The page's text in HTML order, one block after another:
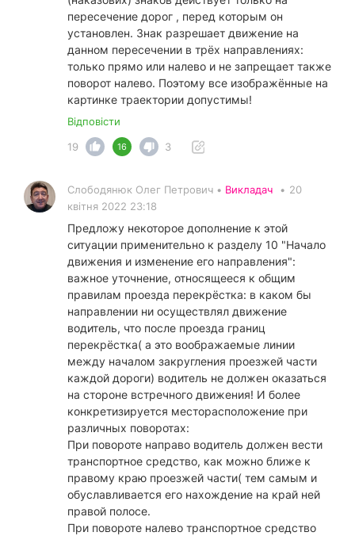
пересечение дорог , перед которым он
установлен. Знак разрешает движение на
данном пересечении в трёх направлениях:
только прямо или налево и не запрещает также
поворот налево. Поэтому все изображённые на
картинке траектории допустимы!
Відповісти
19
16 3
Слободянюк Олег Петрович • Викладач • 20
квітня 2022 23:18
Предложу некоторое дополнение к этой
ситуации применительно к разделу 10 "Начало
движения и изменение его направления":
важное уточнение, относящееся к общим
правилам проезда перекрёстка: в каком бы
направлении ни осуществлял движение
водитель, что после проезда границ
перекрёстка( а это воображаемые линии
между началом закругления проезжей части
каждой дороги) водитель не должен оказаться
на стороне встречного движения! И более
конкретизируется месторасположение при
различных поворотах:
При повороте направо водитель должен вести
транспортное средство, как можно ближе к
правому краю проезжей части( тем самым и
обуславливается его нахождение на край ней
правой полосе.
При повороте налево транспортное средство